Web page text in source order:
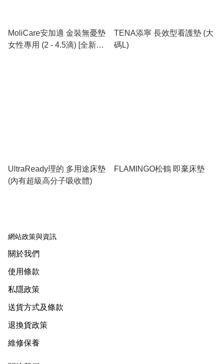
MoliCare安加適 金裝無憂墊
女性專用 (2 - 4.5滴) [全新包
TENA添寧 長效型看護墊 (大
碼L)
UltraReady理的 多用途床墊
(內有超級高分子吸收體)
FLAMINGO松鶴 即棄床墊
網站政策與資訊
關於我們
使用條款
私隱政策
送貨方式及條款
退換貨政策
維修保養